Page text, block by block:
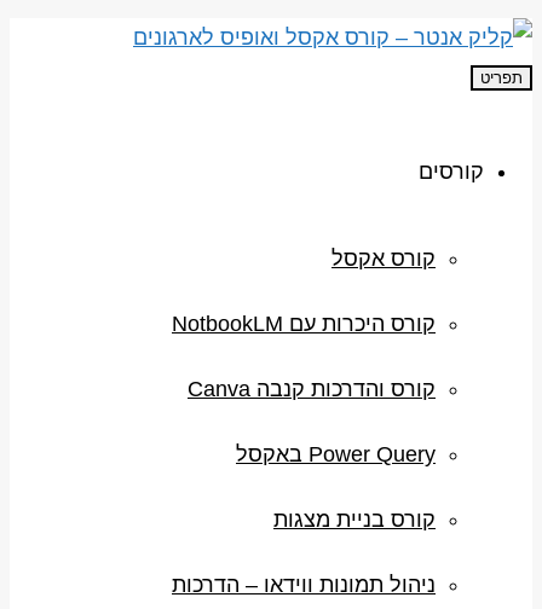
תפריט
קורסים
קורס אקסל
קורס היכרות עם NotbookLM
קורס והדרכות קנבה Canva
Power Query באקסל
קורס בניית מצגות
ניהול תמונות ווידאו – הדרכות